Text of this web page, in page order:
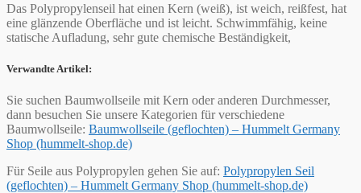
Das Polypropylenseil hat einen Kern (weiß), ist weich, reißfest, hat
eine glänzende Oberfläche und ist leicht. Schwimmfähig, keine
statische Aufladung, sehr gute chemische Beständigkeit,
Verwandte Artikel:
Sie suchen Baumwollseile mit Kern oder anderen Durchmesser,
dann besuchen Sie unsere Kategorien für verschiedene
Baumwollseile: Baumwollseile (geflochten) – Hummelt Germany
Shop (hummelt-shop.de)
Für Seile aus Polypropylen gehen Sie auf: Polypropylen Seil
(geflochten) – Hummelt Germany Shop (hummelt-shop.de)